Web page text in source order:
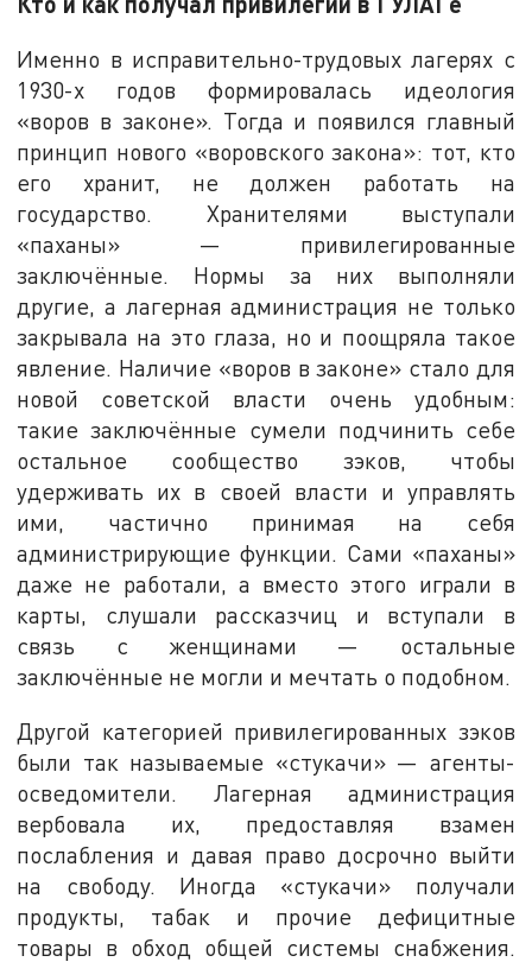
Именно в исправительно-трудовых лагерях с
1930-х годов формировалась идеология
«воров в законе». Тогда и появился главный
принцип нового «воровского закона»: тот, кто
его хранит, не должен работать на
государство. Хранителями выступали
«паханы» — привилегированные
заключённые. Нормы за них выполняли
другие, а лагерная администрация не только
закрывала на это глаза, но и поощряла такое
явление. Наличие «воров в законе» стало для
новой советской власти очень удобным:
такие заключённые сумели подчинить себе
остальное сообщество зэков, чтобы
удерживать их в своей власти и управлять
ими, частично принимая на себя
администрирующие функции. Сами «паханы»
даже не работали, а вместо этого играли в
карты, слушали рассказчиц и вступали в
связь с женщинами — остальные
заключённые не могли и мечтать о подобном.
Другой категорией привилегированных зэков
были так называемые «стукачи» — агенты-
осведомители. Лагерная администрация
вербовала их, предоставляя взамен
послабления и давая право досрочно выйти
на свободу. Иногда «стукачи» получали
продукты, табак и прочие дефицитные
товары в обход общей системы снабжения.